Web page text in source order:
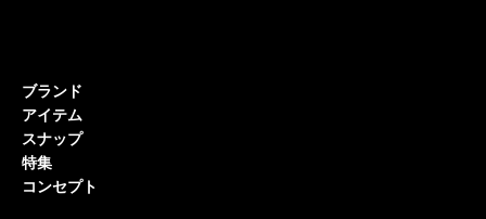
ブランド
アイテム
スナップ
特集
コンセプト